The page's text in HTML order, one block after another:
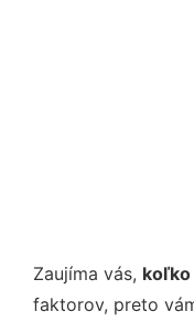
Zaujíma vás,
faktorov, preto